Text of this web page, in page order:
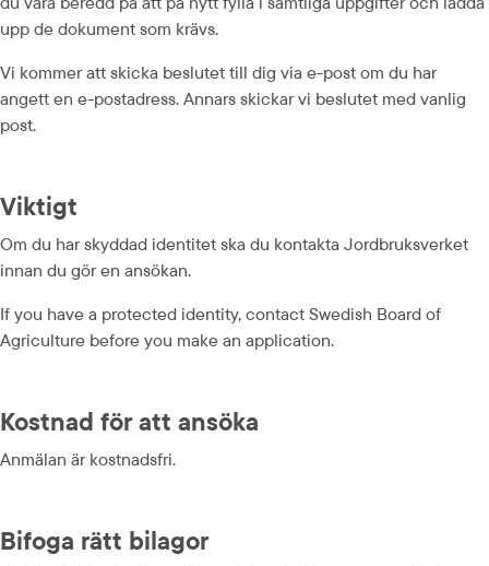
upp de dokument som krävs.
Vi kommer att skicka beslutet till dig via e-post om du har
angett en e-postadress. Annars skickar vi beslutet med vanlig
post.
Viktigt
Om du har skyddad identitet ska du kontakta Jordbruksverket
innan du gör en ansökan.
If you have a protected identity, contact Swedish Board of
Agriculture before you make an application.
Kostnad för att ansöka
Anmälan är kostnadsfri.
Bifoga rätt bilagor